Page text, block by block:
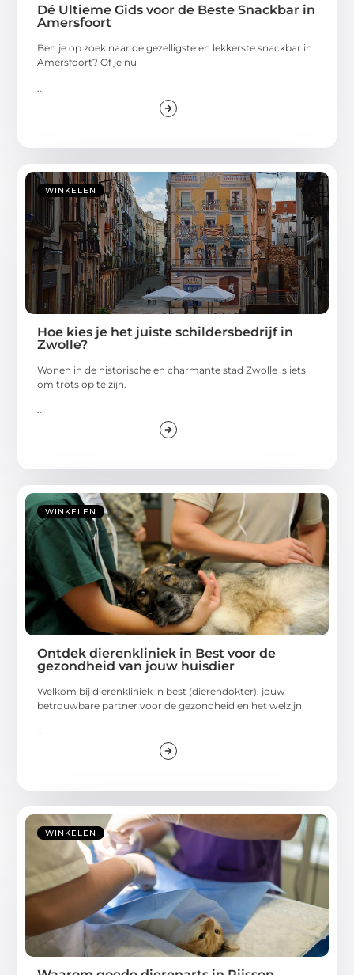
Dé Ultieme Gids voor de Beste Snackbar in
Amersfoort
Ben je op zoek naar de gezelligste en lekkerste snackbar in
Amersfoort? Of je nu
WINKELEN
Hoe kies je het juiste schildersbedrijf in
Zwolle?
Wonen in de historische en charmante stad Zwolle is iets
om trots op te zijn.
...
WINKELEN
Ontdek dierenkliniek in Best voor de
gezondheid van jouw huisdier
Welkom bij dierenkliniek in best (dierendokter), jouw
betrouwbare partner voor de gezondheid en het welzijn
...
WINKELEN